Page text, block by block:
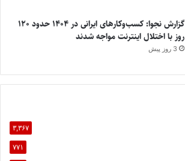
گزارش نجوا: کسب‌وکارهای ایرانی در ۱۴۰۴ حدود ۱۲۰
روز با اختلال اینترنت مواجه شدند
3 روز پیش
۳,۳۶۷
۷۷۱